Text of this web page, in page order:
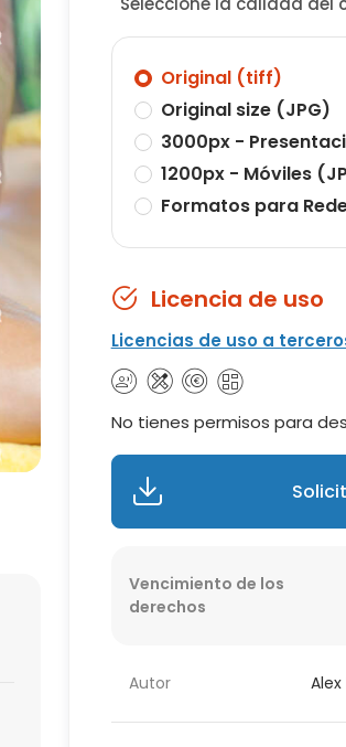
Original (tiff)
Original size (JPG)
3000px -
1200px - Móviles
Formatos para
Licencia de uso
Licencias de uso a
No tienes permisos para
Vencimiento de los
derechos
Autor